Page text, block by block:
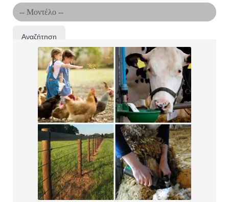
Αναζήτηση